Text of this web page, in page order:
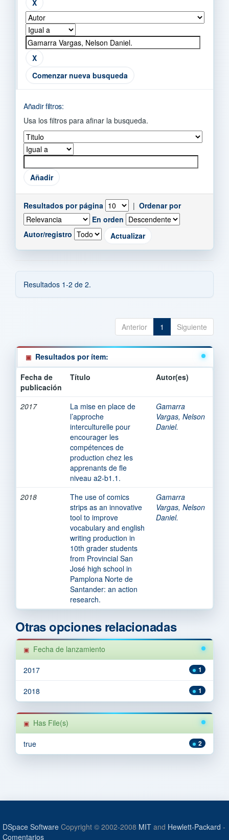
Comenzar nueva busqueda
Añadir filtros:
Usa los filtros para afinar la busqueda.
Resultados por página | Ordenar por
En orden
Autor/registro
Resultados 1-2 de 2.
Anterior 1 Siguiente
Resultados por ítem:
Fecha de
publicación
Título Autor(es)
2017
La mise en place de
l’approche
interculturelle pour
encourager les
compétences de
production chez les
apprenants de fle
niveau a2-b1.1.
Gamarra
Vargas, Nelson
Daniel.
2018
The use of comics
strips as an innovative
tool to improve
vocabulary and english
writing production in
10th grader students
from Provincial San
José high school in
Pamplona Norte de
Santander: an action
research.
Gamarra
Vargas, Nelson
Daniel.
Otras opciones relacionadas
Fecha de lanzamiento
1
2017
1
2018
Has File(s)
2
true
DSpace Software Copyright © 2002-2008 MIT and Hewlett-Packard -
Comentarios